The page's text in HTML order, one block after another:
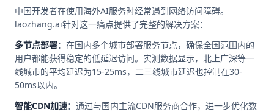
中国开发者在使用海外AI服务时经常遇到网络访问障碍。
laozhang.ai针对这一痛点提供了完整的解决方案：
多节点部署：在国内多个城市部署服务节点，确保全国范围内的
用户都能获得稳定的低延迟访问。实测数据显示，北上广深等一
线城市的平均延迟为15-25ms，二三线城市延迟也控制在30-
50ms以内。
智能CDN加速：通过与国内主流CDN服务商合作，进一步优化数